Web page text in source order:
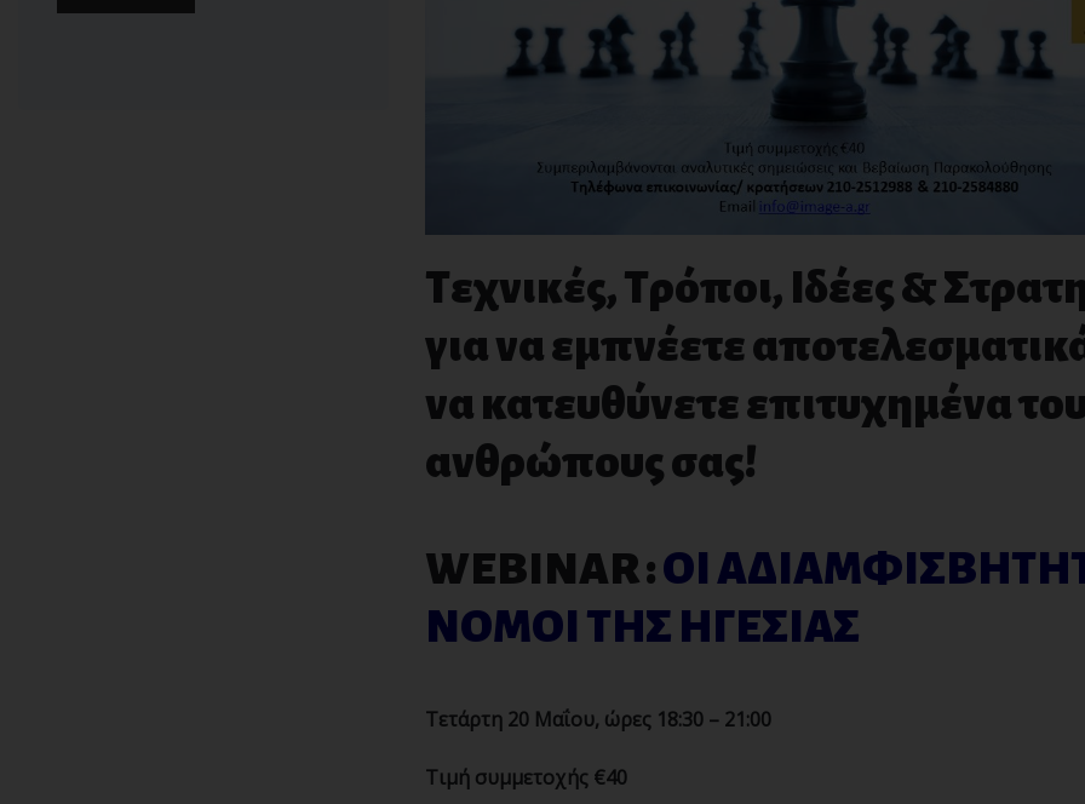
Τεχνικές, Τρόποι, Ιδέες &
για να εμπνέετε
να κατευθύνετε επιτυχημένα
ανθρώπους σας!
WEBINAR :ΟΙ
ΝΟΜΟΙ ΤΗΣ ΗΓΕΣΙΑΣ
Τετάρτη 20 Μαΐου, ώρες 18:30 – 21:00
Τιμή συμμετοχής €40